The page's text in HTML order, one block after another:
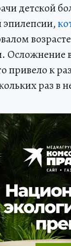
детской
эпилепсии,
Осложнение
привело к
раз в